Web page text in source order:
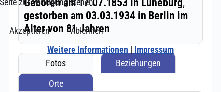
Seite zur Verfügung stehen.
Akzeptieren
Ablehnen
Weitere Informationen | Impressum